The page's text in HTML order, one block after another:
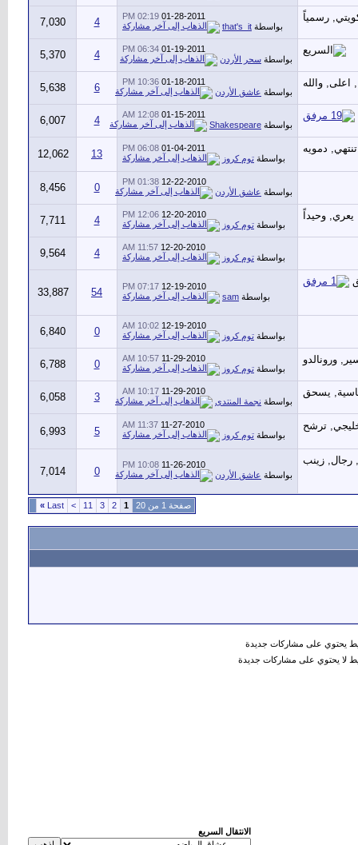
01-28-2011
02:19 PM
بواسطة that's_it
4
7,030
01-19-2011
06:34 PM
بواسطة سحر الأردن 4
5,370
01-18-2011
10:36 PM
بواسطة عاشق الأردن 6
5,638
01-15-2011
12:08 AM
بواسطة Shakespeare
4
6,007
01-04-2011
06:08 PM
بواسطة توم كروز 13
12,062
12-22-2010
01:38 PM
بواسطة عاشق الأردن 0
8,456
12-20-2010
12:06 PM
بواسطة توم كروز 4
7,711
12-20-2010
11:57 AM
بواسطة توم كروز 4
9,564
12-19-2010
07:17 PM
بواسطة sam
54
33,887
12-19-2010
10:02 AM
بواسطة توم كروز 0
6,840
11-29-2010
10:57 AM
بواسطة توم كروز 0
6,788
11-29-2010
10:17 AM
بواسطة نجمة المنتدى 3
6,058
11-27-2010
11:37 AM
بواسطة توم كروز 5
6,993
11-26-2010
10:08 PM
بواسطة عاشق الأردن 0
7,014
صفحة 1 من 20 1
2
3
11
>
Last
»
يحتوي على مشاركات جديدة
لا يحتوي على مشاركات جديدة
الانتقال السريع